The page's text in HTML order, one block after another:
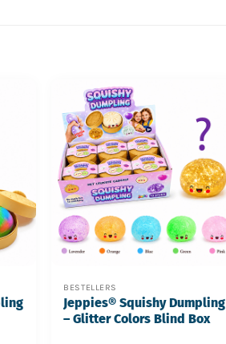
BESTELLERS
Jeppies® Squishy Dumpling
– Glitter Colors Blind Box